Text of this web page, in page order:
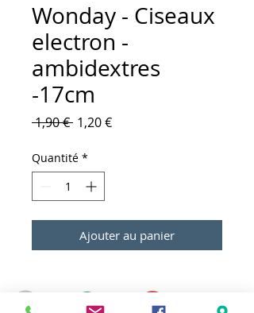
Wonday - Ciseaux
electron -
ambidextres
-17cm
1,90 € Prix original
1,20 €Prix promotionnel
Quantité *
Ajouter au panier